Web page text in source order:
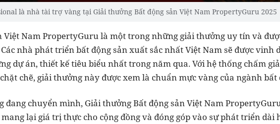
là nhà tài trợ vàng tại Giải thưởng Bất động sản Việt Nam PropertyGuru 2025
Việt Nam PropertyGuru là một trong những giải thưởng uy tín và
nhà phát triển bất động sản xuất sắc nhất Việt Nam sẽ được vinh
dự án, thiết kế tiêu biểu nhất trong năm qua. Với hệ thống chấm
chẽ, giải thưởng này được xem là chuẩn mực vàng của ngành bất
đang chuyển mình, Giải thưởng Bất động sản Việt Nam
lại giá trị thực cho cộng đồng và đóng góp vào sự phát triển dài